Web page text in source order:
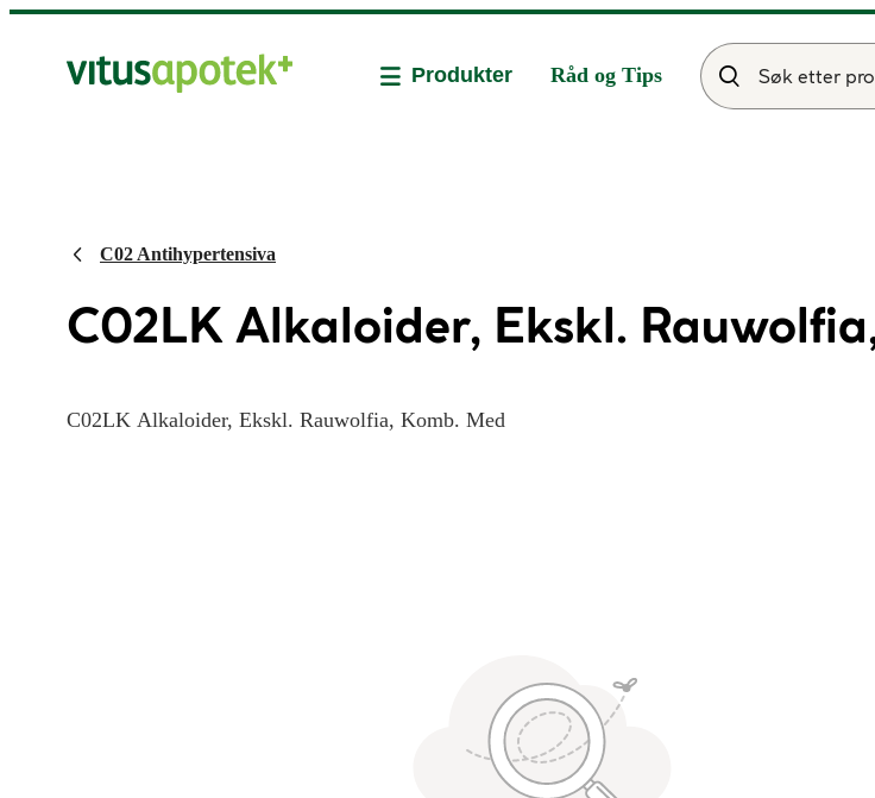
Produkter Råd og Tips
C02 Antihypertensiva
C02LK Alkaloider, Ekskl.
C02LK Alkaloider, Ekskl. Rauwolfia, Komb. Med